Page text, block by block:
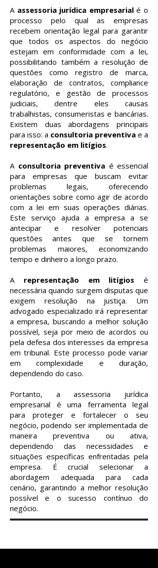
A assessoria jurídica empresarialé o
processo pelo qual as empresas
recebem orientação legal para garantir
que todos os aspectos do negócio
estejam em conformidade com a lei,
possibilitando também a resolução de
questões como registro de marca,
elaboração de contratos, compliance
regulatório, e gestão de processos
judiciais, dentre eles causas
trabalhistas, consumeristas e bancárias.
Existem duas abordagens principais
para isso: a consultoria preventiva e a
representação em litígios.
A consultoria preventiva é essencial
para empresas que buscam evitar
problemas legais, oferecendo
orientações sobre como agir de acordo
com a lei em suas operações diárias.
Este serviço ajuda a empresa a se
antecipar e resolver potenciais
questões antes que se tornem
problemas maiores, economizando
tempo e dinheiro a longo prazo.
A representação em litígios é
necessária quando surgem disputas que
exigem resolução na justiça. Um
advogado especializado irá representar
a empresa, buscando a melhor solução
possível, seja por meio de acordos ou
pela defesa dos interesses da empresa
em tribunal. Este processo pode variar
em complexidade e duração,
dependendo do caso.
Portanto, a assessoria jurídica
empresarial é uma ferramenta legal
para proteger e fortalecer o seu
negócio, podendo ser implementada de
maneira preventiva ou ativa,
dependendo das necessidades e
situações específicas enfrentadas pela
empresa. É crucial selecionar a
abordagem adequada para cada
cenário, garantindo a melhor resolução
possível e o sucesso contínuo do
negócio.